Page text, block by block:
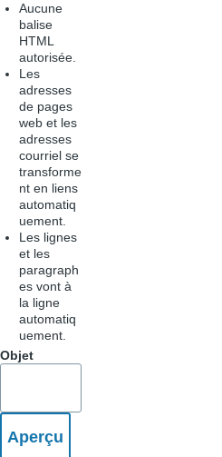
Aucune
balise
HTML
autorisée.
Les
adresses
de pages
web et les
adresses
courriel se
transforme
nt en liens
automatiq
uement.
Les lignes
et les
paragraph
es vont à
la ligne
automatiq
uement.
Objet